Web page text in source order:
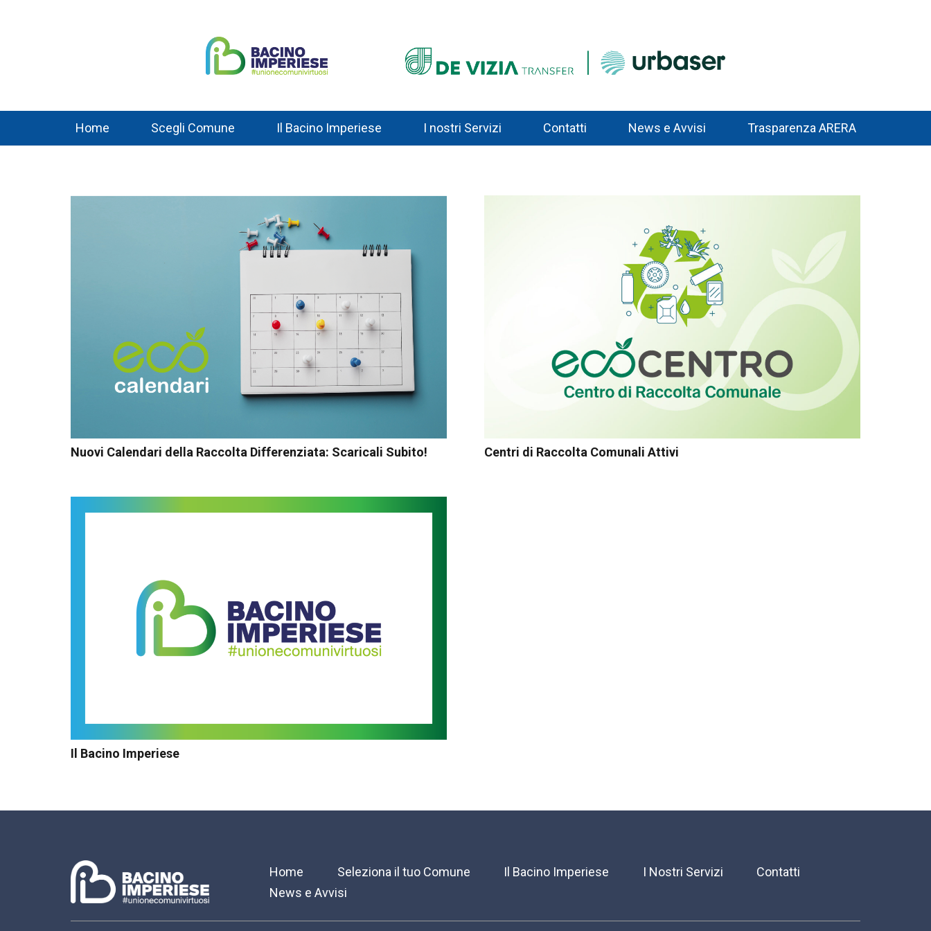
Home Scegli Comune Il Bacino Imperiese I nostri Servizi Contatti News e Avvisi Trasparenza ARERA
Nuovi Calendari della Raccolta Differenziata: Scaricali Subito! Centri di Raccolta Comunali Attivi
Il Bacino Imperiese
Home Seleziona il tuo Comune Il Bacino Imperiese I Nostri Servizi
Contatti
News e Avvisi